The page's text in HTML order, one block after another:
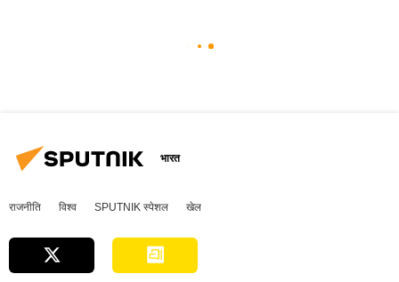
भारत
राजनीति विश्व SPUTNIK स्पेशल खेल